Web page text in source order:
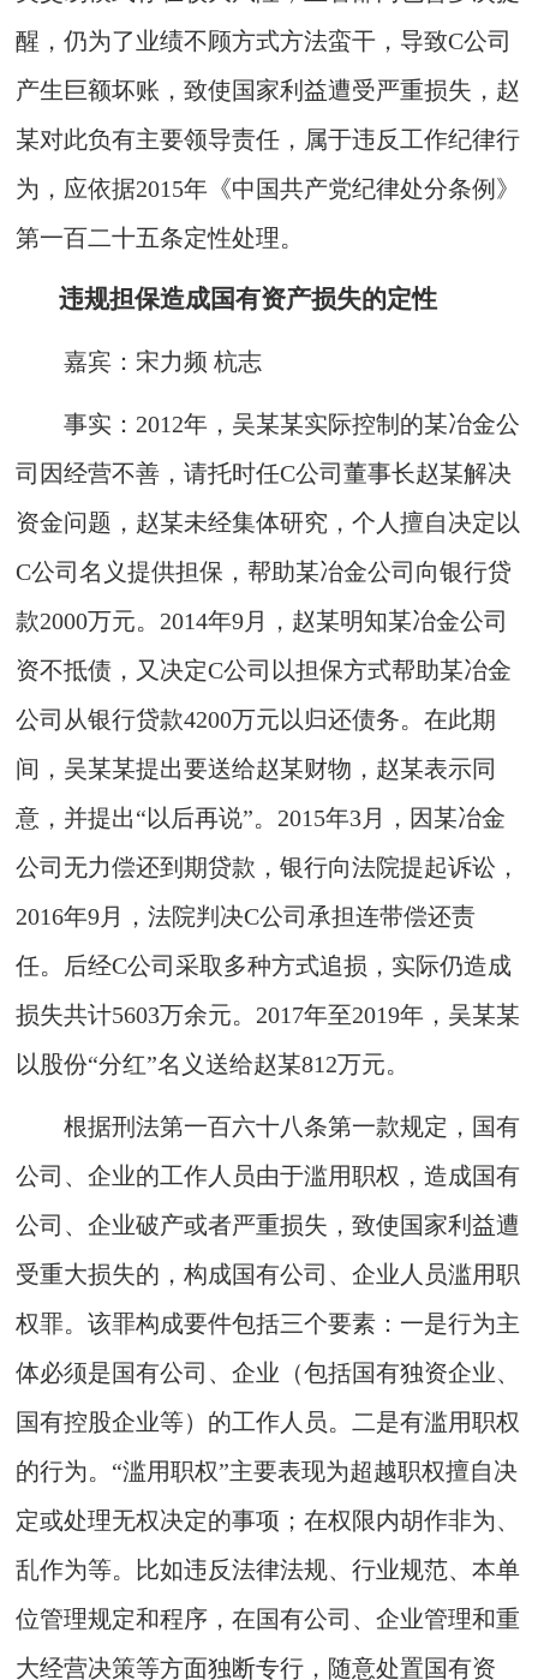
醒，仍为了业绩不顾方式方法蛮干，导致C公司
产生巨额坏账，致使国家利益遭受严重损失，赵
某对此负有主要领导责任，属于违反工作纪律行
为，应依据2015年《中国共产党纪律处分条例》
第一百二十五条定性处理。
违规担保造成国有资产损失的定性
嘉宾：宋力频 杭志
事实：2012年，吴某某实际控制的某冶金公
司因经营不善，请托时任C公司董事长赵某解决
资金问题，赵某未经集体研究，个人擅自决定以
C公司名义提供担保，帮助某冶金公司向银行贷
款2000万元。2014年9月，赵某明知某冶金公司
资不抵债，又决定C公司以担保方式帮助某冶金
公司从银行贷款4200万元以归还债务。在此期
间，吴某某提出要送给赵某财物，赵某表示同
意，并提出“以后再说”。2015年3月，因某冶金
公司无力偿还到期贷款，银行向法院提起诉讼，
2016年9月，法院判决C公司承担连带偿还责
任。后经C公司采取多种方式追损，实际仍造成
损失共计5603万余元。2017年至2019年，吴某某
以股份“分红”名义送给赵某812万元。
根据刑法第一百六十八条第一款规定，国有
公司、企业的工作人员由于滥用职权，造成国有
公司、企业破产或者严重损失，致使国家利益遭
受重大损失的，构成国有公司、企业人员滥用职
权罪。该罪构成要件包括三个要素：一是行为主
体必须是国有公司、企业（包括国有独资企业、
国有控股企业等）的工作人员。二是有滥用职权
的行为。“滥用职权”主要表现为超越职权擅自决
定或处理无权决定的事项；在权限内胡作非为、
乱作为等。比如违反法律法规、行业规范、本单
位管理规定和程序，在国有公司、企业管理和重
大经营决策等方面独断专行，随意处置国有资